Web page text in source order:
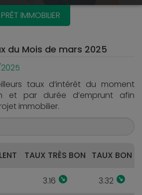
PRÊT IMMOBILIER
du Mois de mars 2025
taux d’intérêt du moment
et par durée d’emprunt afin
immobilier.
TAUX TRÈS BON TAUX BON
3.16 3.32